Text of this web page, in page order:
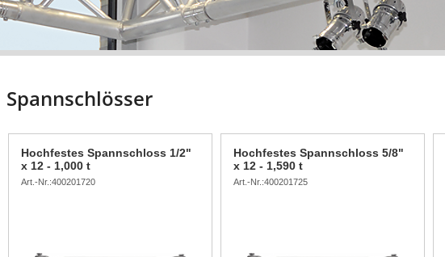
Spannschlösser
Hochfestes Spannschloss 1/2"
x 12 - 1,000 t
Art.-Nr.:400201720
Hochfestes Spannschloss 5/8"
x 12 - 1,590 t
Art.-Nr.:400201725